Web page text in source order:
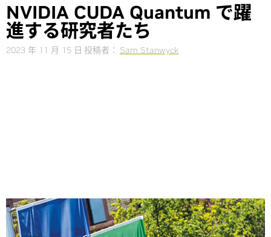
NVIDIA CUDA Quantum で躍
進する研究者たち
2023 年 11 月 15 日 投稿者： Sam Stanwyck
Share